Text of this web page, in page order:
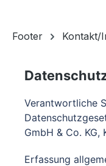
Footer Kontakt/
Verantwortliche
GmbH & Co.
Erfassung